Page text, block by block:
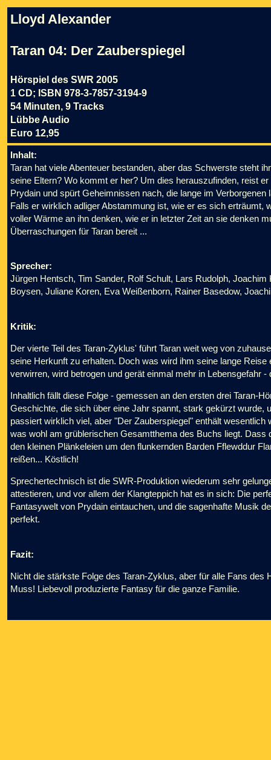
Lloyd Alexander
Taran 04: Der Zauberspiegel
Hörspiel des SWR 2005
1 CD; ISBN 978-3-7857-3194-9
54 Minuten, 9 Tracks
Lübbe Audio
Euro 12,95
Inhalt:
Taran hat viele Abenteuer bestanden, aber das Schwerste steht
seine Eltern? Wo kommt er her? Um dies herauszufinden, reist
Prydain und spürt Geheimnissen nach, die lange im
Falls er wirklich adliger Abstammung ist, wie er es sich erträumt,
voller Wärme an ihn denken, wie er in letzter Zeit an sie denken
Überraschungen für Taran bereit ...
Sprecher:
Jürgen Hentsch, Tim Sander, Rolf Schult, Lars Rudolph,
Boysen, Juliane Koren, Eva Weißenborn, Rainer Basedow,
Kritik:
Der vierte Teil des Taran-Zyklus' führt Taran weit weg von
seine Herkunft zu erhalten. Doch was wird ihm seine lange Reise
verwirren, wird betrogen und gerät einmal mehr in Lebensgefahr
Inhaltlich fällt diese Folge - gemessen an den ersten drei Taran-
Geschichte, die sich über eine Jahr spannt, stark gekürzt
passiert wirklich viel, aber "Der Zauberspiegel" enthält
was wohl am grüblerischen Gesamtthema des Buchs liegt.
den kleinen Plänkeleien um den flunkernden Barden Fflewddur
reißen... Köstlich!
Sprechertechnisch ist die SWR-Produktion wiederum sehr
attestieren, und vor allem der Klangteppich hat es in sich: Die
Fantasywelt von Prydain eintauchen, und die sagenhafte Musik
perfekt.
Fazit:
Nicht die stärkste Folge des Taran-Zyklus, aber für alle Fans des
Muss! Liebevoll produzierte Fantasy für die ganze Familie.